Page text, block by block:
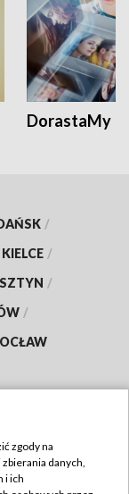
DorastaMy
/
KIELCE /
/
/
zgody na
danych,
i ich